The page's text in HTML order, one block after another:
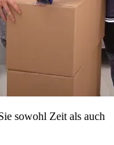
sowohl Zeit als auch